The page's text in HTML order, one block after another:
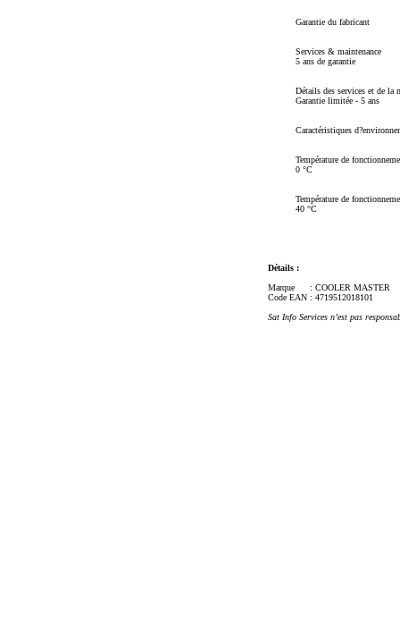
Garantie du fabricant
Services & maintenance
5 ans de garantie
Détails des services et de la
Garantie limitée - 5 ans
Caractéristiques
Température de
0 °C
Température de
40 °C
Détails :
Marque
: COOLER MASTER
Code EAN : 4719512018101
Sat Info Services n’est pas